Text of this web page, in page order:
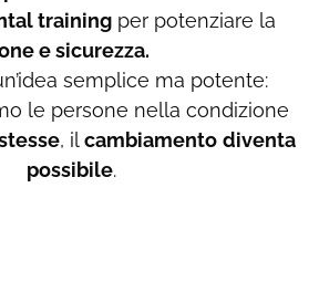
training per potenziare la
e sicurezza.
semplice ma potente:
le persone nella condizione
, ilcambiamento diventa
possibile.